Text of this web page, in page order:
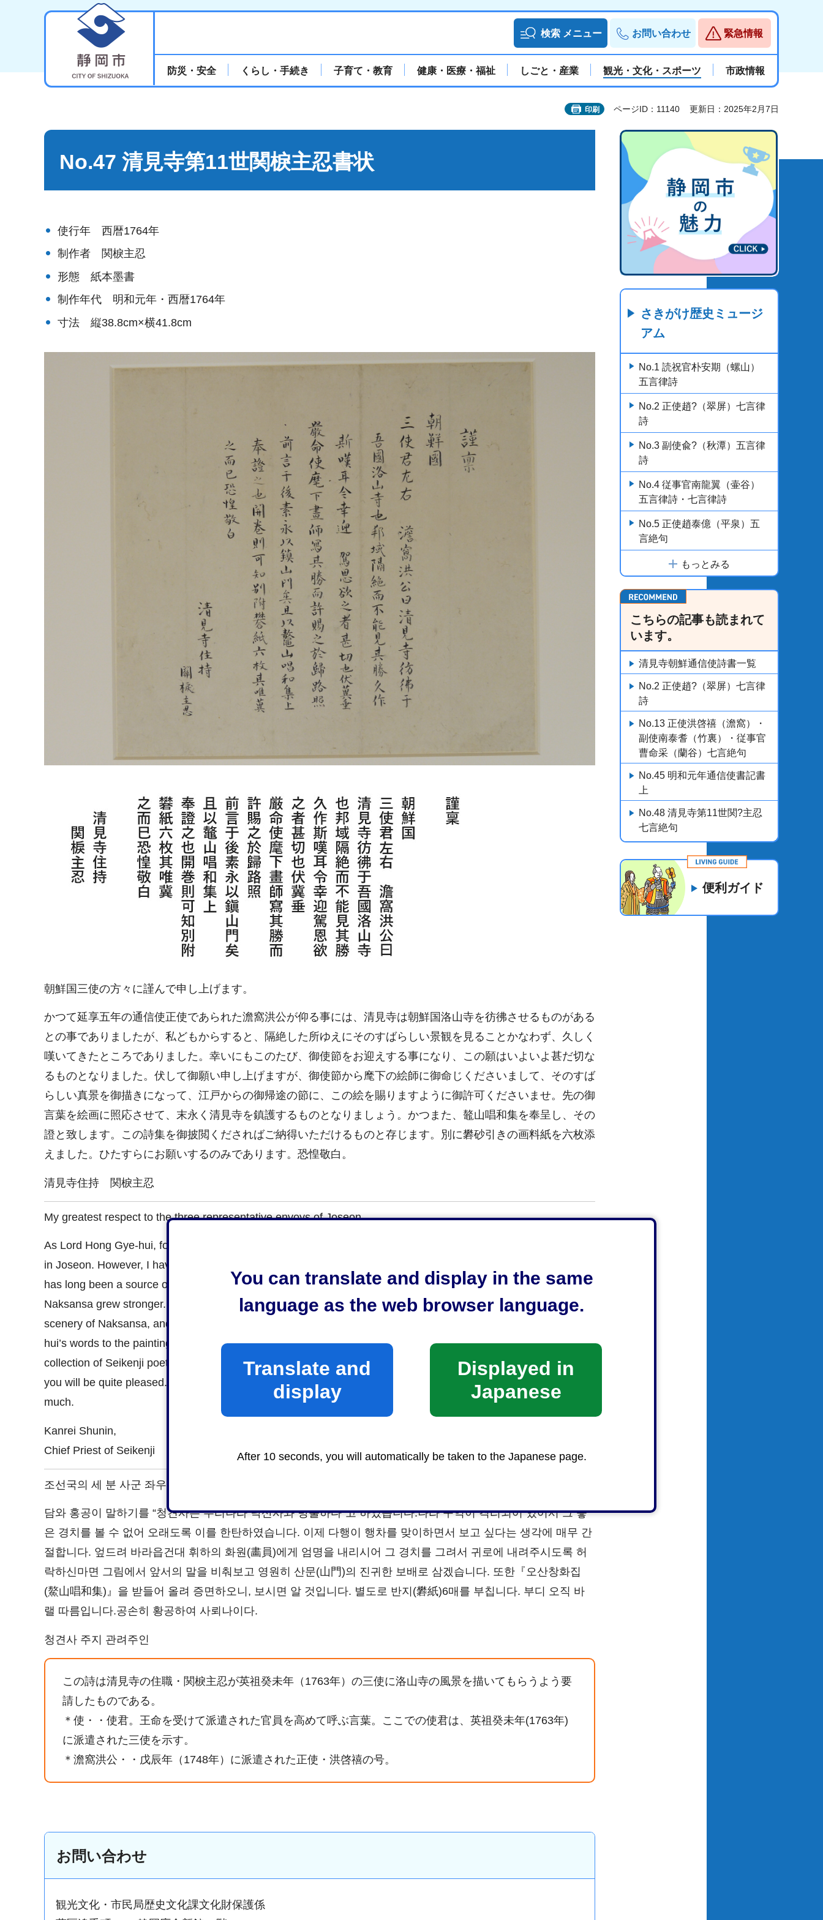
You can translate and display in the same
language as the web browser language.
Translate and
display
Displayed in
Japanese
After 10 seconds, you will automatically be taken to the Japanese page.
検索 メニュー お問い合わせ 緊急情報
防災・安全 くらし・手続き 子育て・教育 健康・医療・福祉 しごと・産業 観光・文化・スポーツ 市政情報
印刷 ページID：11140 更新日：2025年2月7日
No.47 清見寺第11世関棙主忍書状
使行年 西暦1764年
制作者 関棙主忍
形態 紙本墨書
制作年代 明和元年・西暦1764年
寸法 縦38.8cm×横41.8cm
朝鮮国三使の方々に謹んで申し上げます。
かつて延享五年の通信使正使であられた澹窩洪公が仰る事には、清見寺は朝鮮国洛山寺を彷彿させるものがある
との事でありましたが、私どもからすると、隔絶した所ゆえにそのすばらしい景観を見ることかなわず、久しく
嘆いてきたところでありました。幸いにもこのたび、御使節をお迎えする事になり、この願はいよいよ甚だ切な
るものとなりました。伏して御願い申し上げますが、御使節から麾下の絵師に御命じくださいまして、そのすば
らしい真景を御描きになって、江戸からの御帰途の節に、この絵を賜りますように御許可くださいませ。先の御
言葉を絵画に照応させて、末永く清見寺を鎮護するものとなりましょう。かつまた、鼇山唱和集を奉呈し、その
證と致します。この詩集を御披閲くださればご納得いただけるものと存じます。別に礬砂引きの画料紙を六枚添
えました。ひたすらにお願いするのみであります。恐惶敬白。
清見寺住持 関棙主忍
My greatest respect to the three representative envoys of Joseon.
As Lord Hong Gye-hui, former leader of the Joseon envoys in 1748, said, Seikenji closely resembles Naksansa
in Joseon. However, I have not seen with my own eyes the scenery afforded by such a distant place, and that
has long been a source of sadness. I was pleased to welcome the mission on this occasion, but my desire to see
Naksansa grew stronger. I humbly request for you to order a subordinate painter of yours to paint the beautiful
scenery of Naksansa, and please pass the paintings to me on your return trip from Edo. I shall compare Gye-
hui’s words to the paintings, which shall keep the peace at Seikenji forever more. Moreover, I shall give a
collection of Seikenji poetry and songs as proof of our exchange. Should you read them carefully, I am certain
you will be quite pleased. I have included six pieces of glazed paper for painting the pictures; I thank you very
much.
Kanrei Shunin,
Chief Priest of Seikenji
조선국의 세 분 사군 좌우에 삼가 품의드림.
담와 홍공이 말하기를 “청견사는 우리나라 낙산사와 방불하다”고 하였습니다.나라 구역이 격리되어 있어서 그 좋
은 경치를 볼 수 없어 오래도록 이를 한탄하였습니다. 이제 다행이 행차를 맞이하면서 보고 싶다는 생각에 매무 간
절합니다. 엎드려 바라읍건대 휘하의 화원(畵員)에게 엄명을 내리시어 그 경치를 그려서 귀로에 내려주시도록 허
락하신마면 그림에서 앞서의 말을 비춰보고 영원히 산문(山門)의 진귀한 보배로 삼겠습니다. 또한『오산창화집
(鰲山唱和集)』을 받들어 올려 증면하오니, 보시면 알 것입니다. 별도로 반지(礬紙)6매를 부칩니다. 부디 오직 바
랠 따름입니다.공손히 황공하여 사뢰나이다.
청견사 주지 관려주인
この詩は清見寺の住職・関棙主忍が英祖癸未年（1763年）の三使に洛山寺の風景を描いてもらうよう要
請したものである。
＊使・・使君。王命を受けて派遣された官員を高めて呼ぶ言葉。ここでの使君は、英祖癸未年(1763年)
に派遣された三使を示す。
＊澹窩洪公・・戊辰年（1748年）に派遣された正使・洪啓禧の号。
お問い合わせ
観光文化・市民局歴史文化課文化財保護係
さきがけ歴史ミュージ
アム
No.1 読祝官朴安期（螺山）
五言律詩
No.2 正使趙?（翠屏）七言律
詩
No.3 副使兪?（秋潭）五言律
詩
No.4 従事官南龍翼（壷谷）
五言律詩・七言律詩
No.5 正使趙泰億（平泉）五
言絶句
もっとみる
こちらの記事も読まれて
います。
清見寺朝鮮通信使詩書一覧
No.2 正使趙?（翠屏）七言律
詩
No.13 正使洪啓禧（澹窩）・
副使南泰耆（竹裏）・従事官
曹命采（蘭谷）七言絶句
No.45 明和元年通信使書記書
上
No.48 清見寺第11世関?主忍
七言絶句
便利ガイド